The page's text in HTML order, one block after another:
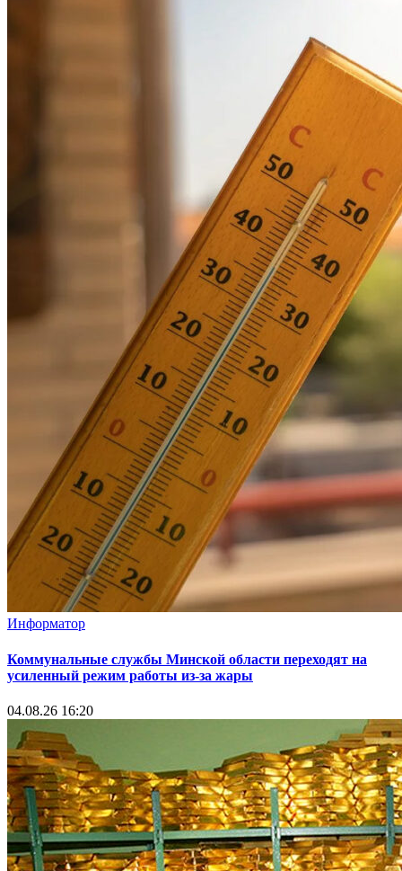
Информатор
Коммунальные службы Минской области переходят на
усиленный режим работы из-за жары
04.08.26 16:20